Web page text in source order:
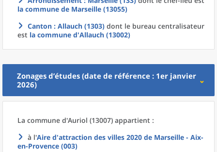
la commune de Marseille (13055)
Canton : Allauch (1303) dont le bureau centralisateur
est la commune d'Allauch (13002)
Zonages d’études (date de référence : 1er janvier
2026)
La commune d'Auriol (13007) appartient :
à l'Aire d'attraction des villes 2020 de Marseille - Aix-
en-Provence (003)